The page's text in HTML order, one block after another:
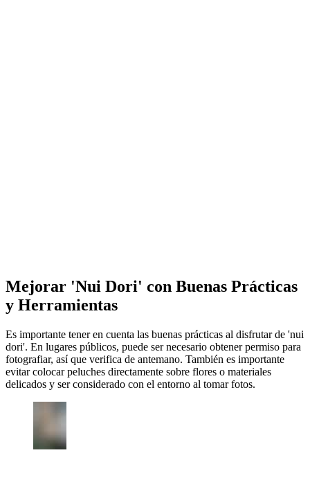
Mejorar 'Nui Dori' con Buenas Prácticas
y Herramientas
Es importante tener en cuenta las buenas prácticas al disfrutar de 'nui
dori'. En lugares públicos, puede ser necesario obtener permiso para
fotografiar, así que verifica de antemano. También es importante
evitar colocar peluches directamente sobre flores o materiales
delicados y ser considerado con el entorno al tomar fotos.